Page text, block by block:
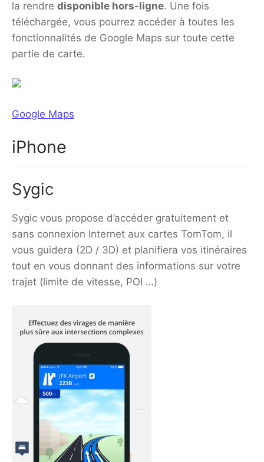
la rendre disponible hors-ligne. Une fois
téléchargée, vous pourrez accéder à toutes les
fonctionnalités de Google Maps sur toute cette
partie de carte.
Google Maps
iPhone
Sygic
Sygic vous propose d’accéder gratuitement et
sans connexion Internet aux cartes TomTom, il
vous guidera (2D / 3D) et planifiera vos itinéraires
tout en vous donnant des informations sur votre
trajet (limite de vitesse, POI …)